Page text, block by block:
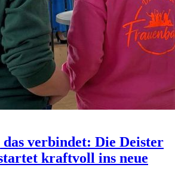
verbindet: Die Deister
kraftvoll ins neue